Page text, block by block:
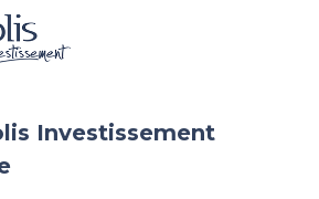
Investissement